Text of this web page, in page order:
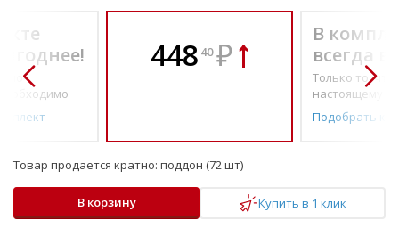
по-
448 40 ₽
В
всегда
Только то, что
настоящему
Подобрать
Товар продается кратно: поддон (72 шт)
В корзину Купить в 1 клик